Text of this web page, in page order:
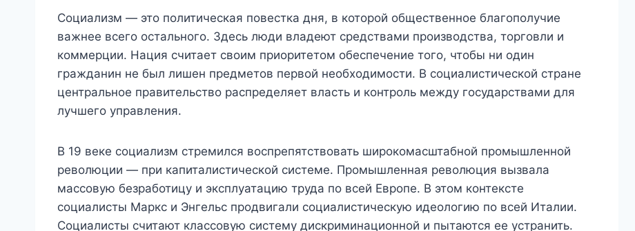
Социализм — это политическая повестка дня, в которой общественное благополучие
важнее всего остального. Здесь люди владеют средствами производства, торговли и
коммерции. Нация считает своим приоритетом обеспечение того, чтобы ни один
гражданин не был лишен предметов первой необходимости. В социалистической стране
центральное правительство распределяет власть и контроль между государствами для
лучшего управления.
В 19 веке социализм стремился воспрепятствовать широкомасштабной промышленной
революции — при капиталистической системе. Промышленная революция вызвала
массовую безработицу и эксплуатацию труда по всей Европе. В этом контексте
социалисты Маркс и Энгельс продвигали социалистическую идеологию по всей Италии.
Социалисты считают классовую систему дискриминационной и пытаются ее устранить.